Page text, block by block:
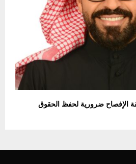
الإفصاح ضرورية لحفظ الحقوق